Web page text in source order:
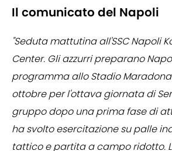
Il comunicato del Napoli
"Seduta mattutina all'SSC Napoli
Center. Gli azzurri preparano
programma allo Stadio
ottobre per l'ottava giornata di
gruppo dopo una prima fase di
ha svolto esercitazione su palle
tattico e partita a campo ridotto.